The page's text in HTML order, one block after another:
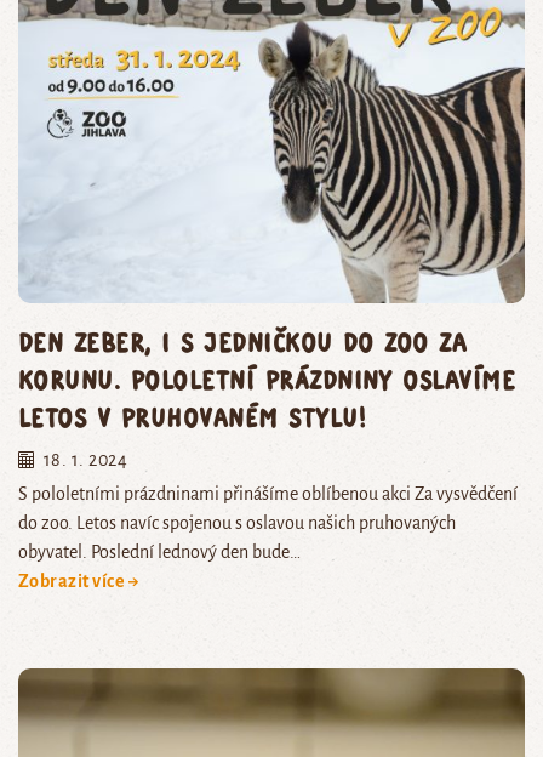
Den zeber, i s jedničkou do zoo za
korunu. Pololetní prázdniny oslavíme
letos v pruhovaném stylu!
18. 1. 2024
S pololetními prázdninami přinášíme oblíbenou akci Za vysvědčení
do zoo. Letos navíc spojenou s oslavou našich pruhovaných
obyvatel. Poslední lednový den bude…
Zobrazit více →